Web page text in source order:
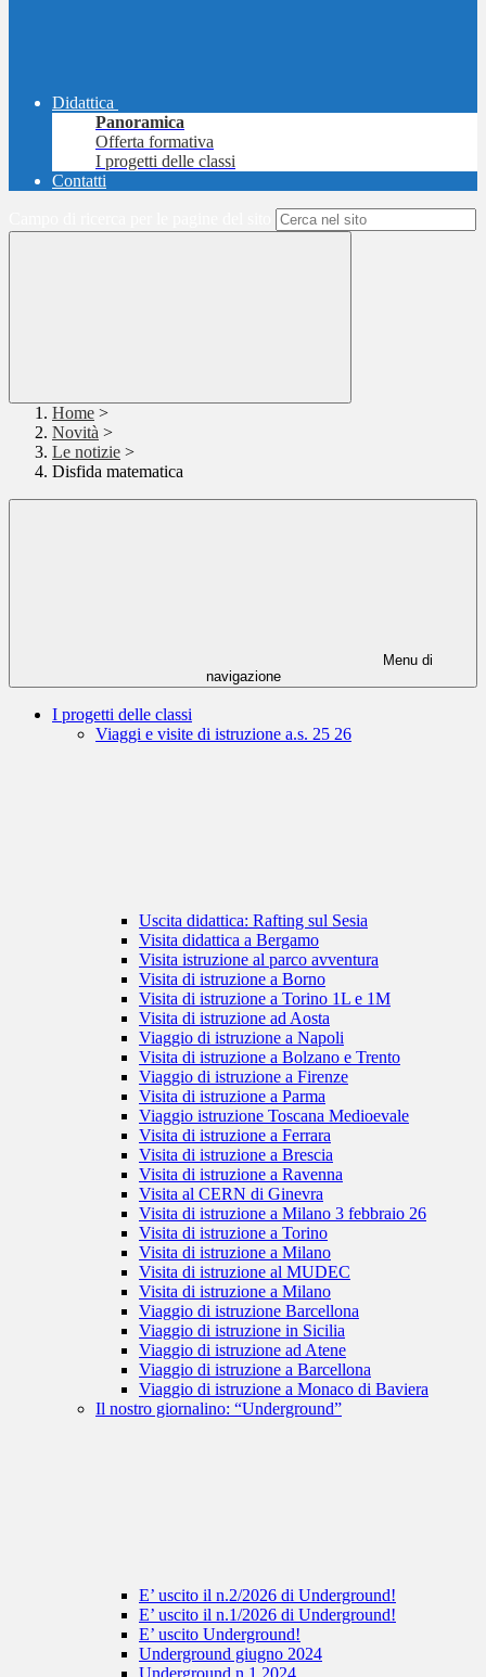
Didattica
Panoramica
Offerta formativa
I progetti delle classi
Contatti
Home >
Novità >
Le notizie >
Disfida matematica
Menu di
navigazione
I progetti delle classi
Viaggi e visite di istruzione a.s. 25 26
Uscita didattica: Rafting sul Sesia
Visita didattica a Bergamo
Visita istruzione al parco avventura
Visita di istruzione a Borno
Visita di istruzione a Torino 1L e 1M
Visita di istruzione ad Aosta
Viaggio di istruzione a Napoli
Visita di istruzione a Bolzano e Trento
Viaggio di istruzione a Firenze
Visita di istruzione a Parma
Viaggio istruzione Toscana Medioevale
Visita di istruzione a Ferrara
Visita di istruzione a Brescia
Visita di istruzione a Ravenna
Visita al CERN di Ginevra
Visita di istruzione a Milano 3 febbraio 26
Visita di istruzione a Torino
Visita di istruzione a Milano
Visita di istruzione al MUDEC
Visita di istruzione a Milano
Viaggio di istruzione Barcellona
Viaggio di istruzione in Sicilia
Viaggio di istruzione ad Atene
Viaggio di istruzione a Barcellona
Viaggio di istruzione a Monaco di Baviera
Il nostro giornalino: “Underground”
E’ uscito il n.2/2026 di Underground!
E’ uscito il n.1/2026 di Underground!
E’ uscito Underground!
Underground giugno 2024